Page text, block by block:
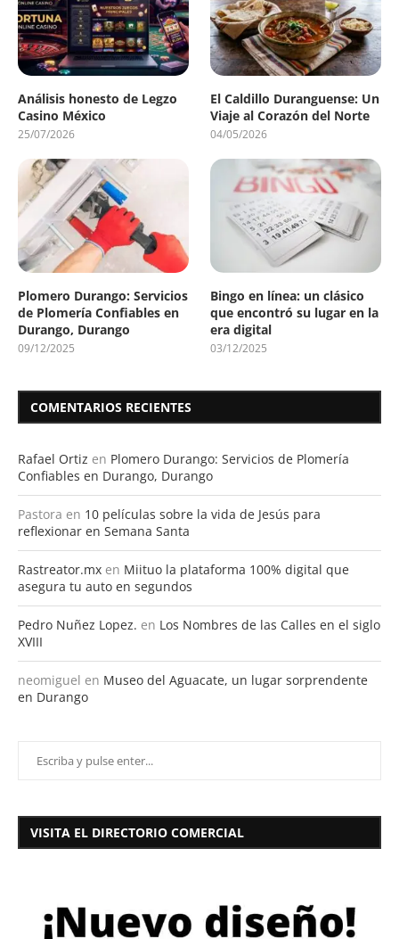
Análisis honesto de Legzo
Casino México
25/07/2026
El Caldillo Duranguense: Un
Viaje al Corazón del Norte
04/05/2026
Plomero Durango: Servicios
de Plomería Confiables en
Durango, Durango
09/12/2025
Bingo en línea: un clásico
que encontró su lugar en la
era digital
03/12/2025
COMENTARIOS RECIENTES
Rafael Ortiz en Plomero Durango: Servicios de Plomería
Confiables en Durango, Durango
Pastora en 10 películas sobre la vida de Jesús para
reflexionar en Semana Santa
Rastreator.mx en Miituo la plataforma 100% digital que
asegura tu auto en segundos
Pedro Nuñez Lopez. en Los Nombres de las Calles en el siglo
XVIII
neomiguel en Museo del Aguacate, un lugar sorprendente
en Durango
VISITA EL DIRECTORIO COMERCIAL